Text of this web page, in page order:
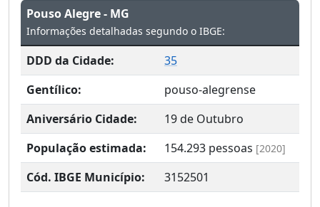
Pouso Alegre - MG
Informações detalhadas segundo o IBGE:
DDD da Cidade:
35
Gentílico:
pouso-alegrense
Aniversário Cidade:
19 de Outubro
População estimada:
154.293 pessoas [2020]
Cód. IBGE Município: 3152501